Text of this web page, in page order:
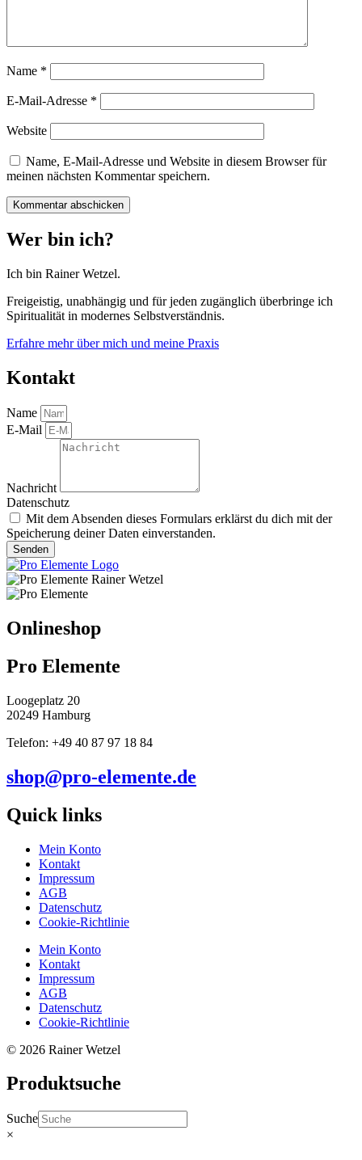
Name *
E-Mail-Adresse *
Website
Name, E-Mail-Adresse und Website in diesem Browser für
meinen nächsten Kommentar speichern.
Wer bin ich?
Ich bin Rainer Wetzel.
Freigeistig, unabhängig und für jeden zugänglich überbringe ich
Spiritualität in modernes Selbstverständnis.
Erfahre mehr über mich und meine Praxis
Kontakt
Name
E-Mail
Nachricht
Datenschutz
Mit dem Absenden dieses Formulars erklärst du dich mit der
Speicherung deiner Daten einverstanden.
Senden
Onlineshop
Pro Elemente
Loogeplatz 20
20249 Hamburg
Telefon: +49 40 87 97 18 84
shop@pro-elemente.de
Quick links
Mein Konto
Kontakt
Impressum
AGB
Datenschutz
Cookie-Richtlinie
Mein Konto
Kontakt
Impressum
AGB
Datenschutz
Cookie-Richtlinie
© 2026 Rainer Wetzel
Produktsuche
Suche
×